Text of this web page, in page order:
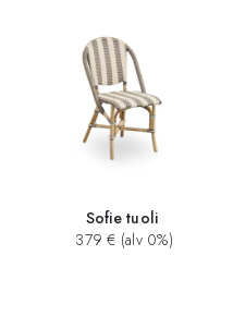
Sofie tuoli
379 € (alv 0%)